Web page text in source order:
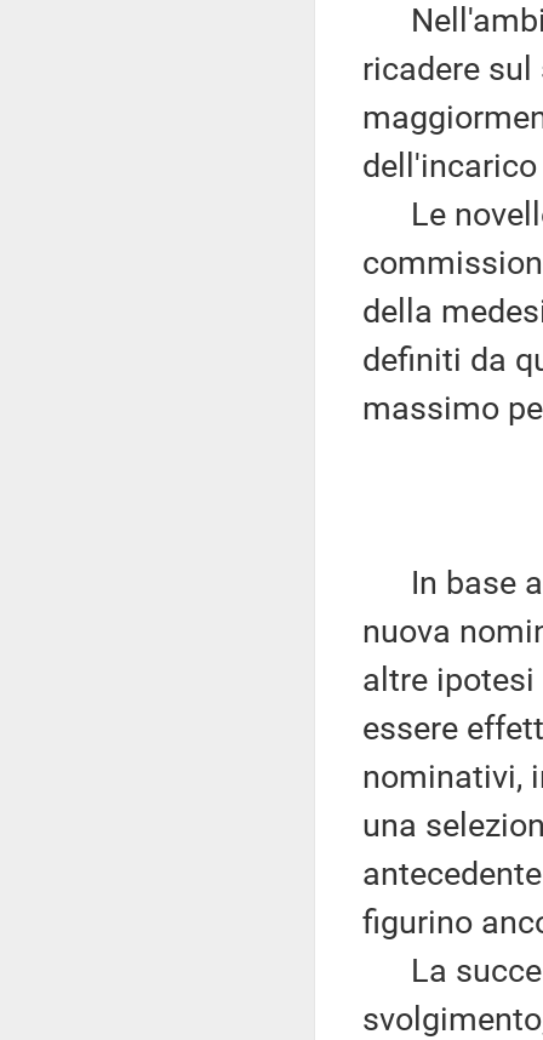
ricadere
Le
della
definiti da
massimo
In base
nuova
altre ipotesi
essere
nominativi,
una
figurino
La